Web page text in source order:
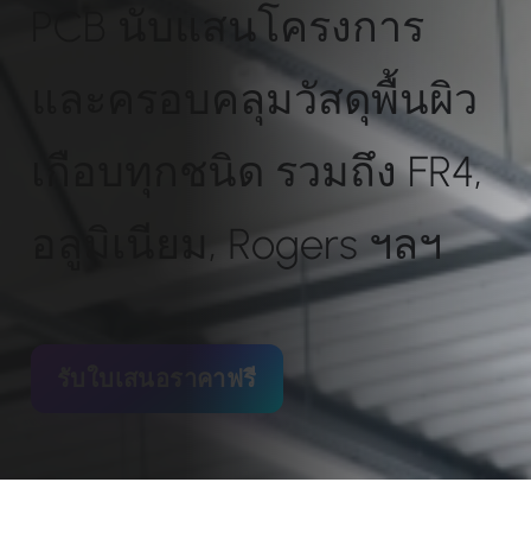
PCB นับแสนโครงการ
และครอบคลุมวัสดุพื้นผิว
เกือบทุกชนิด รวมถึง FR4,
อลูมิเนียม, Rogers ฯลฯ
รับใบเสนอราคาฟรี